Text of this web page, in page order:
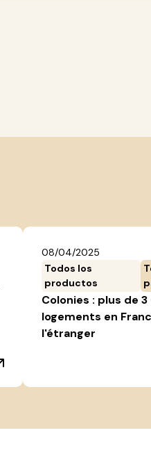
08/04/2025
Todos los
productos
Colonies : plus de
logements en
l'étranger